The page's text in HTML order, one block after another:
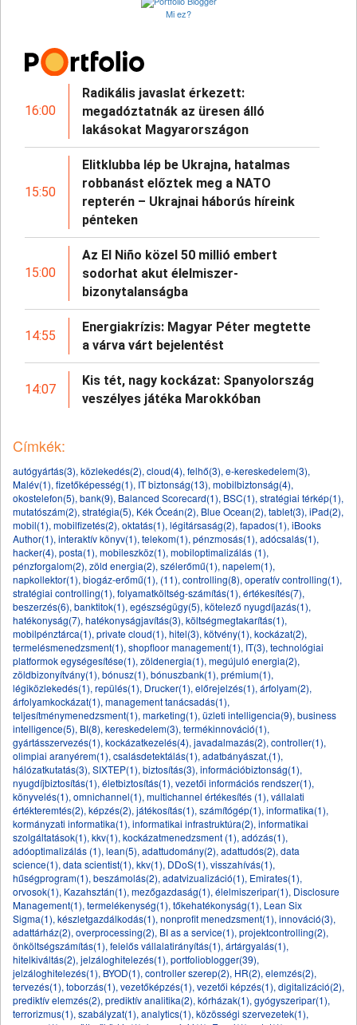
Mi ez?
16:00
Radikális javaslat érkezett:
megadóztatnák az üresen álló
lakásokat Magyarországon
15:50
Elitklubba lép be Ukrajna, hatalmas
robbanást előztek meg a NATO
repterén – Ukrajnai háborús híreink
pénteken
15:00
Az El Niño közel 50 millió embert
sodorhat akut élelmiszer-
bizonytalanságba
14:55
Energiakrízis: Magyar Péter megtette
a várva várt bejelentést
14:07
Kis tét, nagy kockázat: Spanyolország
veszélyes játéka Marokkóban
Címkék:
autógyártás(3), közlekedés(2), cloud(4), felhő(3), e-kereskedelem(3),
Malév(1), fizetőképesség(1), IT biztonság(13), mobilbiztonság(4),
okostelefon(5), bank(9), Balanced Scorecard(1), BSC(1), stratégiai térkép(1),
mutatószám(2), stratégia(5), Kék Óceán(2), Blue Ocean(2), tablet(3), iPad(2),
mobil(1), mobilfizetés(2), oktatás(1), légitársaság(2), fapados(1), iBooks
Author(1), interaktív könyv(1), telekom(1), pénzmosás(1), adócsalás(1),
hacker(4), posta(1), mobileszköz(1), mobiloptimalizálás (1),
pénzforgalom(2), zöld energia(2), szélerőmű(1), napelem(1),
napkollektor(1), biogáz-erőmű(1), (11), controlling(8), operatív controlling(1),
stratégiai controlling(1), folyamatköltség-számítás(1), értékesítés(7),
beszerzés(6), banktitok(1), egészségügy(5), kötelező nyugdíjazás(1),
hatékonyság(7), hatékonyságjavítás(3), költségmegtakarítás(1),
mobilpénztárca(1), private cloud(1), hitel(3), kötvény(1), kockázat(2),
termelésmenedzsment(1), shopfloor management(1), IT(3), technológiai
platformok egységesítése(1), zöldenergia(1), megújuló energia(2),
zöldbizonyítvány(1), bónusz(1), bónuszbank(1), prémium(1),
légiközlekedés(1), repülés(1), Drucker(1), előrejelzés(1), árfolyam(2),
árfolyamkockázat(1), management tanácsadás(1),
teljesítménymenedzsment(1), marketing(1), üzleti intelligencia(9), business
intelligence(5), BI(8), kereskedelem(3), termékinnováció(1),
gyártásszervezés(1), kockázatkezelés(4), javadalmazás(2), controller(1),
olimpiai aranyérem(1), csalásdetektálás(1), adatbányászat,(1),
hálózatkutatás(3), SIXTEP(1), biztosítás(3), információbiztonság(1),
nyugdíjbiztosítás(1), életbiztosítás(1), vezetői információs rendszer(1),
könyvelés(1), omnichannel(1), multichannel értékesítés (1), vállalati
értékteremtés(2), képzés(2), játékosítás(1), számítógép(1), informatika(1),
kormányzati informatika(1), informatikai infrastruktúra(2), informatikai
szolgáltatások(1), kkv(1), kockázatmenedzsment (1), adózás(1),
adóoptimalizálás (1), lean(5), adattudomány(2), adattudós(2), data
science(1), data scientist(1), kkv(1), DDoS(1), visszahívás(1),
hűségprogram(1), beszámolás(2), adatvizualizáció(1), Emirates(1),
orvosok(1), Kazahsztán(1), mezőgazdaság(1), élelmiszeripar(1), Disclosure
Management(1), termelékenység(1), tőkehatékonyság(1), Lean Six
Sigma(1), készletgazdálkodás(1), nonprofit menedzsment(1), innováció(3),
adattárház(2), overprocessing(2), BI as a service(1), projektcontrolling(2),
önköltségszámítás(1), felelős vállalatirányítás(1), ártárgyalás(1),
hitelkiváltás(2), jelzáloghitelezés(1), portfolioblogger(39),
jelzáloghitelezés(1), BYOD(1), controller szerep(2), HR(2), elemzés(2),
tervezés(1), toborzás(1), vezetőképzés(1), vezetői képzés(1), digitalizáció(2),
prediktív elemzés(2), prediktív analitika(2), kórházak(1), gyógyszeripar(1),
terrorizmus(1), szabályzat(1), analytics(1), közösségi szervezetek(1),